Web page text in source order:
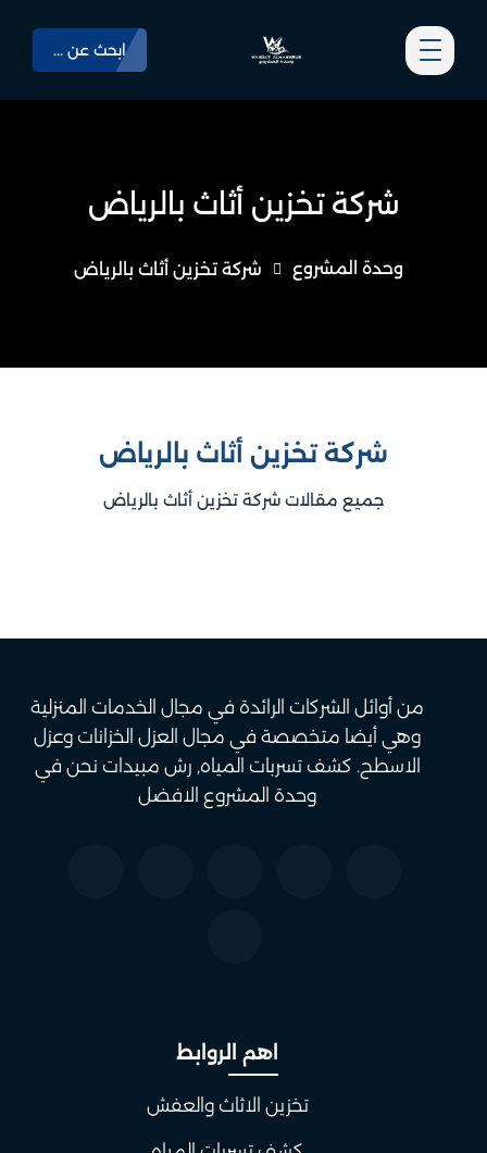
ابحث عن ...
شركة تخزين أثاث بالرياض
وحدة المشروع شركة تخزين أثاث بالرياض
شركة تخزين أثاث بالرياض
جميع مقالات شركة تخزين أثاث بالرياض
من أوائل الشركات الرائدة في مجال الخدمات المنزلية
وهي أيضا متخصصة في مجال العزل الخزانات وعزل
الاسطح. كشف تسربات المياه, رش مبيدات نحن في
وحدة المشروع الافضل
اهم الروابط
تخزين الاثاث والعفش